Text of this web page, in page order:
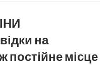
на
постійне місце